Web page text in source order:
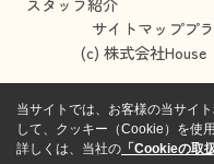
スタッフ紹介
サイトマッププ
(c) 株式会社
当サイトでは、お客様の当サイ
して、クッキー（Cookie）を使
詳しくは、当社の 「Cookieの取